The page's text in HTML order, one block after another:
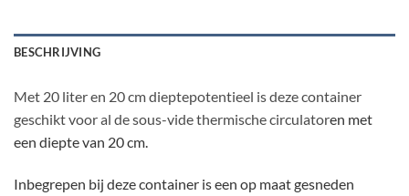
BESCHRIJVING
Met 20 liter en 20 cm dieptepotentieel is deze container
geschikt voor al de sous-vide thermische circulatoren met
een diepte van 20 cm.
Inbegrepen bij deze container is een op maat gesneden